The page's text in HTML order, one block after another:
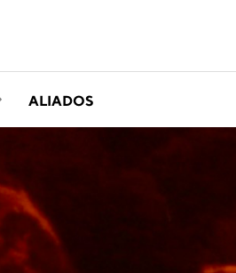
ALIADOS